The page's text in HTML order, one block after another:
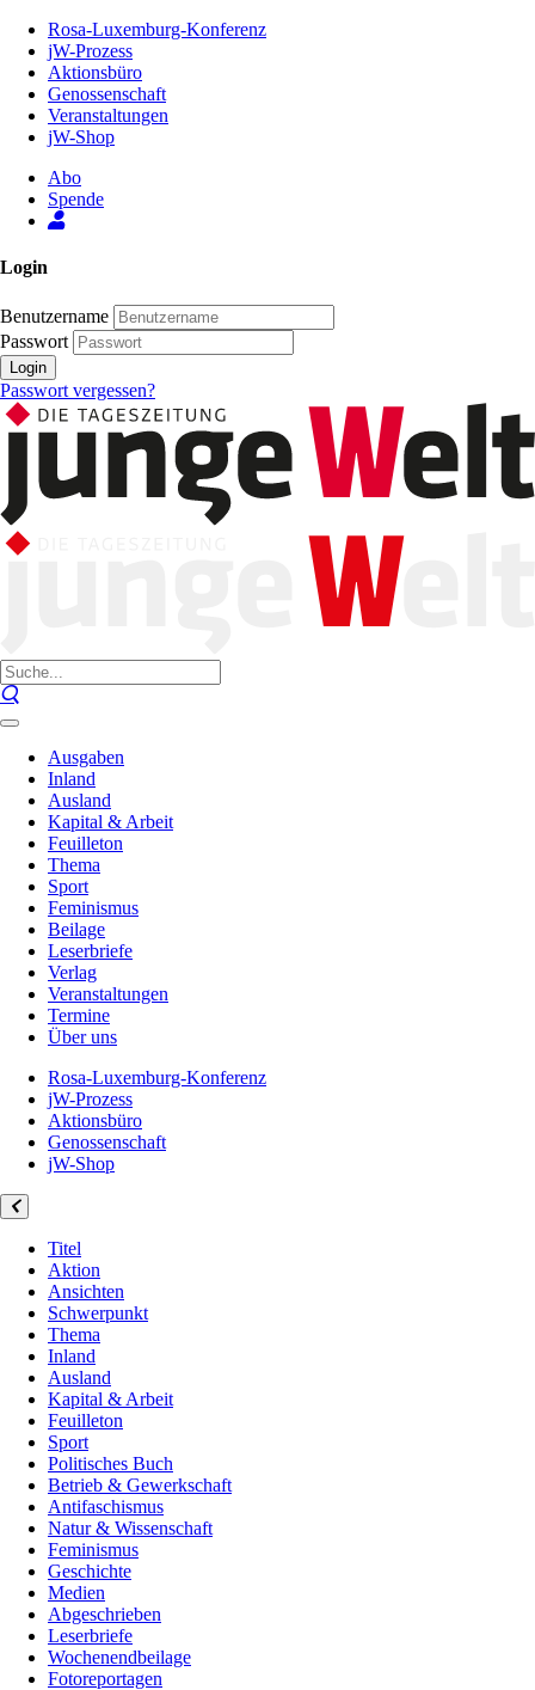
Inhalt
Seite
Rosa-Luxemburg-Konferenz
jW-Prozess
Aktionsbüro
Genossenschaft
Veranstaltungen
jW-Shop
Abo
Spende
Login
Benutzername
Passwort
Login
Passwort vergessen?
Ausgaben
Inland
Ausland
Kapital & Arbeit
Feuilleton
Thema
Sport
Feminismus
Beilage
Leserbriefe
Verlag
Veranstaltungen
Termine
Über uns
Rosa-Luxemburg-Konferenz
jW-Prozess
Aktionsbüro
Genossenschaft
jW-Shop
Titel
Aktion
Ansichten
Schwerpunkt
Thema
Inland
Ausland
Kapital & Arbeit
Feuilleton
Sport
Politisches Buch
Betrieb & Gewerkschaft
Antifaschismus
Natur & Wissenschaft
Feminismus
Geschichte
Medien
Abgeschrieben
Leserbriefe
Wochenendbeilage
Fotoreportagen